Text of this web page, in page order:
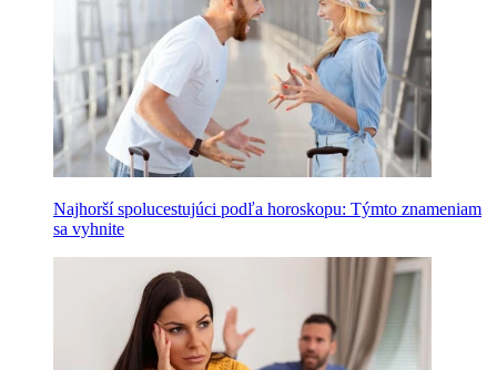
Najhorší spolucestujúci podľa horoskopu: Týmto znameniam
sa vyhnite